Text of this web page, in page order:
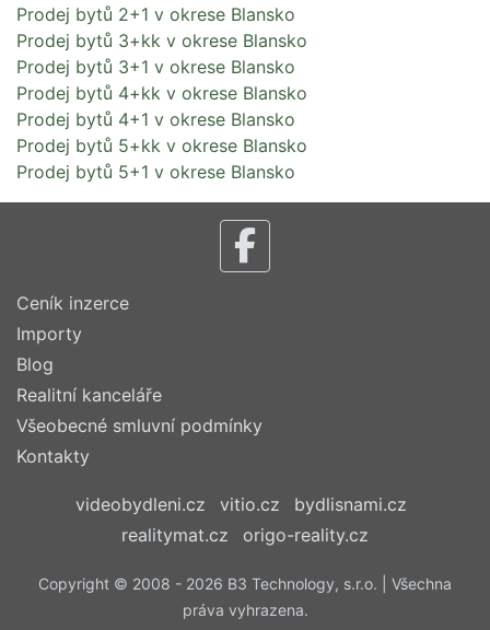
Prodej bytů 2+1 v okrese Blansko
Prodej bytů 3+kk v okrese Blansko
Prodej bytů 3+1 v okrese Blansko
Prodej bytů 4+kk v okrese Blansko
Prodej bytů 4+1 v okrese Blansko
Prodej bytů 5+kk v okrese Blansko
Prodej bytů 5+1 v okrese Blansko
Ceník inzerce
Importy
Blog
Realitní kanceláře
Všeobecné smluvní podmínky
Kontakty
videobydleni.cz vitio.cz
bydlisnami.cz
realitymat.cz
origo-reality.cz
Copyright © 2008 - 2026 B3 Technology, s.r.o. | Všechna
práva vyhrazena.